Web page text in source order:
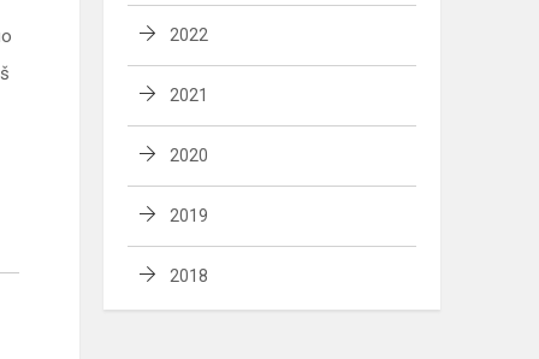
2022
2021
2020
2019
2018